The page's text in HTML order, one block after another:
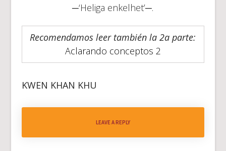
─‘Heliga enkelhet’─.
Recomendamos leer también la 2a parte:
Aclarando conceptos 2
KWEN KHAN KHU
LEAVE A REPLY